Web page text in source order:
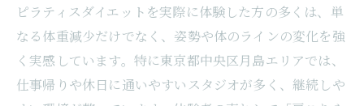
ダイエットを成功へ導くピラティス活用法
ピラティスダイエットを継続するための習
慣作り
初心者が始めやすいピラティスダイエット
ピラティスダイエットを実際に体験した方の多くは、単
なる体重減少だけでなく、姿勢や体のラインの変化を強
く実感しています。特に東京都中央区月島エリアでは、
仕事帰りや休日に通いやすいスタジオが多く、継続しや